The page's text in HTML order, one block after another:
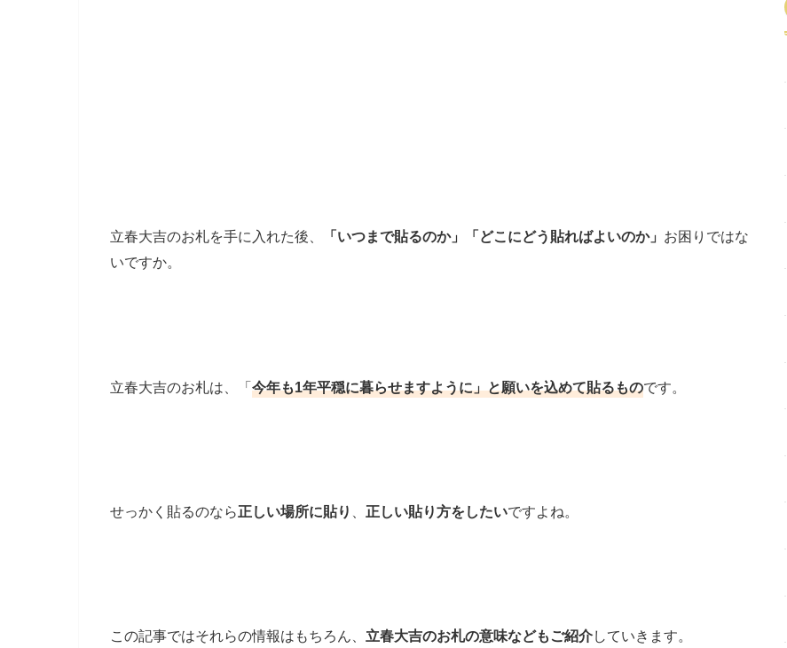
立春大吉のお札を手に入れた後、 「いつまで貼るのか」「どこにどう貼ればよいのか」 お困りではな
いですか。
立春大吉のお札は、「今年も1年平穏に暮らせますように」と願いを込めて貼るものです。
せっかく貼るのなら正しい場所に貼り 正しい貼り方をしたいですよね。
この記事ではそれらの情報はもちろん、 立春大吉のお札の意味などもご紹介していきます。